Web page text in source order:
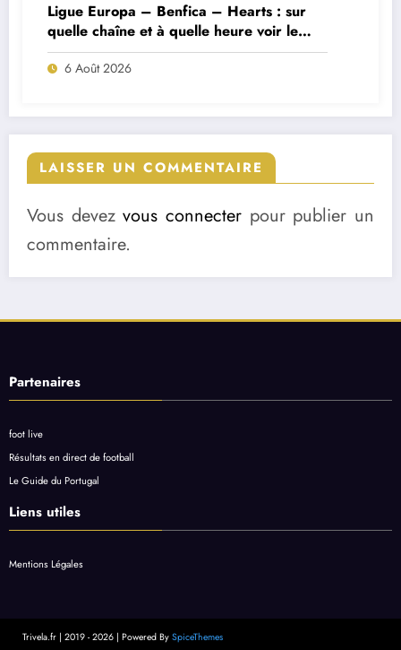
Ligue Europa – Benfica – Hearts : sur
quelle chaîne et à quelle heure voir le
match ?
6 Août 2026
LAISSER UN COMMENTAIRE
Vous devezvous connecter pour publier un
commentaire.
Partenaires
foot live
Résultats en direct de football
Le Guide du Portugal
Liens utiles
Mentions Légales
Trivela.fr | 2019 - 2026 | Powered By SpiceThemes